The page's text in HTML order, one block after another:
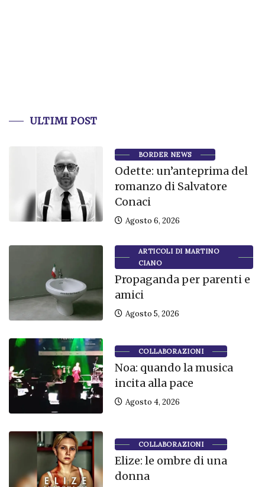
ULTIMI POST
BORDER NEWS
Odette: un’anteprima del
romanzo di Salvatore
Conaci
Agosto 6, 2026
ARTICOLI DI MARTINO
CIANO
Propaganda per parenti e
amici
Agosto 5, 2026
COLLABORAZIONI
Noa: quando la musica
incita alla pace
Agosto 4, 2026
COLLABORAZIONI
Elize: le ombre di una
donna